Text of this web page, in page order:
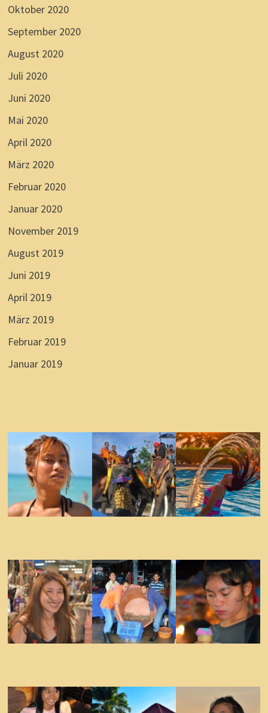
Oktober 2020
September 2020
August 2020
Juli 2020
Juni 2020
Mai 2020
April 2020
März 2020
Februar 2020
Januar 2020
November 2019
August 2019
Juni 2019
April 2019
März 2019
Februar 2019
Januar 2019